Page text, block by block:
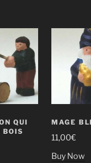
QUI
BOIS
MAGE
11,00€
Buy Now